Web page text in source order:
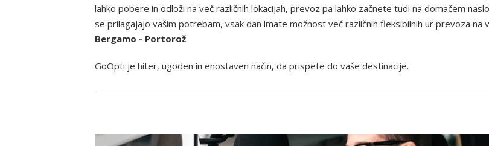
lahko pobere in odloži na več različnih lokacijah, prevoz pa lahko začnete tudi na domačem
se prilagajajo vašim potrebam, vsak dan imate možnost več različnih fleksibilnih ur prevoza na
Bergamo - Portorož.
GoOpti je hiter, ugoden in enostaven način, da prispete do vaše destinacije.